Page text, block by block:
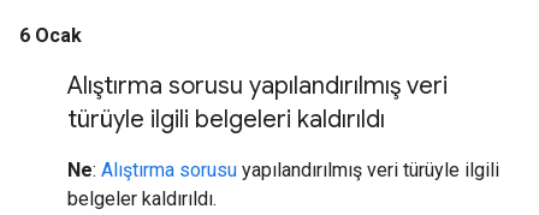
6 Ocak
Alıştırma sorusu yapılandırılmış veri
türüyle ilgili belgeleri kaldırıldı
Ne: Alıştırma sorusu yapılandırılmış veri türüyle ilgili
belgeler kaldırıldı.